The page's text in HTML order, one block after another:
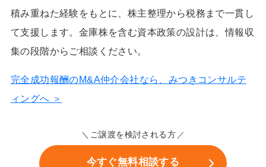
積み重ねた経験をもとに、株主整理から税務まで一貫し
て支援します。金庫株を含む資本政策の設計は、情報収
集の段階からご相談ください。
完全成功報酬のM&A仲介会社なら、みつきコンサルテ
ィングへ ＞
ご譲渡を検討される方
今すぐ無料相談する